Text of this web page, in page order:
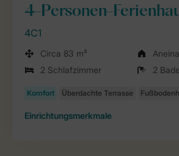
4-Personen-
4C1
Circa 83 m²
2 Schlafzimmer
2
Einrichtungsmerkmale